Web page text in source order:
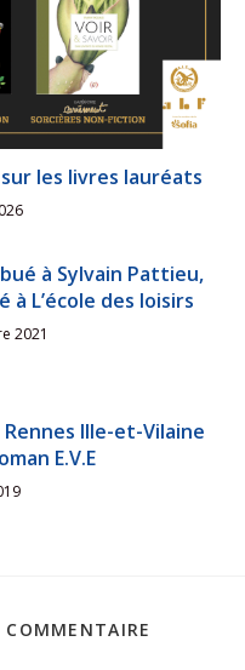
les livres lauréats
à Sylvain Pattieu,
L’école des loisirs
2021
Ille-et-Vilaine
E.V.E